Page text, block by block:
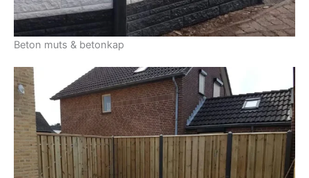
Beton muts & betonkap